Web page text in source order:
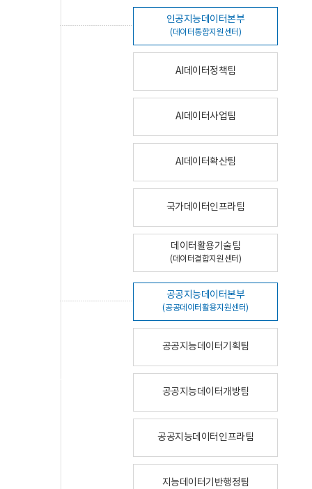
인공지능데이터본부
(데이터통합지원센터)
AI데이터정책팀
AI데이터사업팀
AI데이터확산팀
국가데이터인프라팀
데이터활용기술팀
(데이터결합지원센터)
공공지능데이터본부
(공공데이터활용지원센터)
공공지능데이터기획팀
공공지능데이터개방팀
공공지능데이터인프라팀
지능데이터기반행정팀